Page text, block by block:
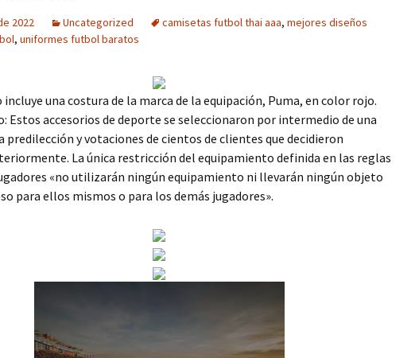
2022 Uncategorized camisetas futbol thai aaa, mejores diseños
, uniformes futbol baratos
incluye una costura de la marca de la equipación, Puma, en color rojo.
Estos accesorios de deporte se seleccionaron por intermedio de una
predilección y votaciones de cientos de clientes que decidieron
La única restricción del equipamiento definida en las reglas
«no utilizarán ningún equipamiento ni llevarán ningún objeto
para ellos mismos o para los demás jugadores».